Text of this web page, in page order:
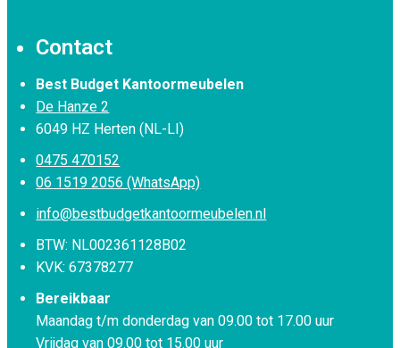
Contact
Best Budget Kantoormeubelen
De Hanze 2
6049 HZ Herten (NL-LI)
0475 470152
06 1519 2056 (WhatsApp)
info@bestbudgetkantoormeubelen.nl
BTW: NL002361128B02
KVK: 67378277
Bereikbaar
Maandag t/m donderdag van 09.00 tot 17.00 uur
Vrijdag van 09.00 tot 15.00 uur